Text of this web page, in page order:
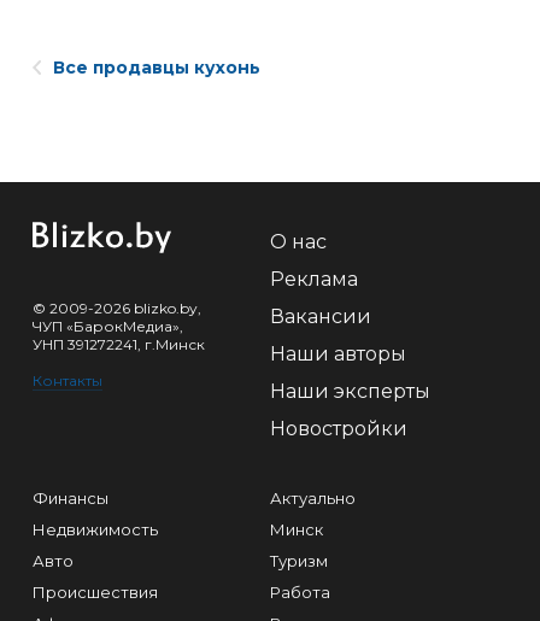
Все продавцы кухонь
© 2009-2026 blizko.by,
ЧУП «БарокМедиа»,
УНП 391272241, г.Минск
Контакты
О нас
Реклама
Вакансии
Наши авторы
Наши эксперты
Новостройки
Финансы
Недвижимость
Авто
Происшествия
Актуально
Минск
Туризм
Работа